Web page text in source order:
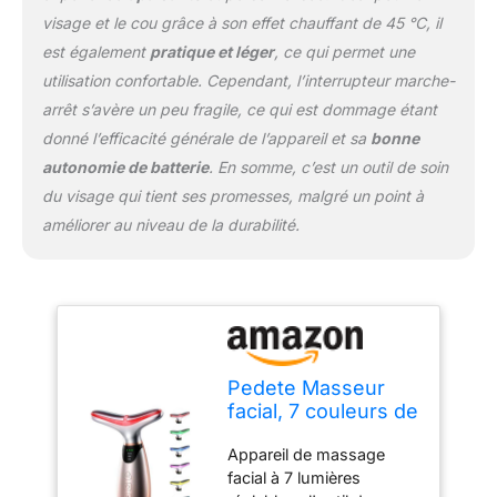
différentes lumières
et efficaces pour
améliorer la peau. Pour
différents types de peau,
nous avons quatre
qui peut être plus
pratique pour profiter
d'un soin du visage et du
est équipé de plusieurs
fonctions de protection
telles que la charge
contre les courts-circuits
basses tensions, vous
permettant de l'utiliser
visage et le cou grâce à son effet chauffant de 45 °C, il
est également pratique et léger, ce qui permet une
utilisation confortable. Cependant, l’interrupteur marche-
arrêt s’avère un peu fragile, ce qui est dommage étant
donné l’efficacité générale de l’appareil et sa bonne
autonomie de batterie. En somme, c’est un outil de soin
du visage qui tient ses promesses, malgré un point à
améliorer au niveau de la durabilité.
Pedete Masseur
facial, 7 couleurs de
lumière rouge pour
le visage et le cou,
Appareil de massage
facial à 7 lumières